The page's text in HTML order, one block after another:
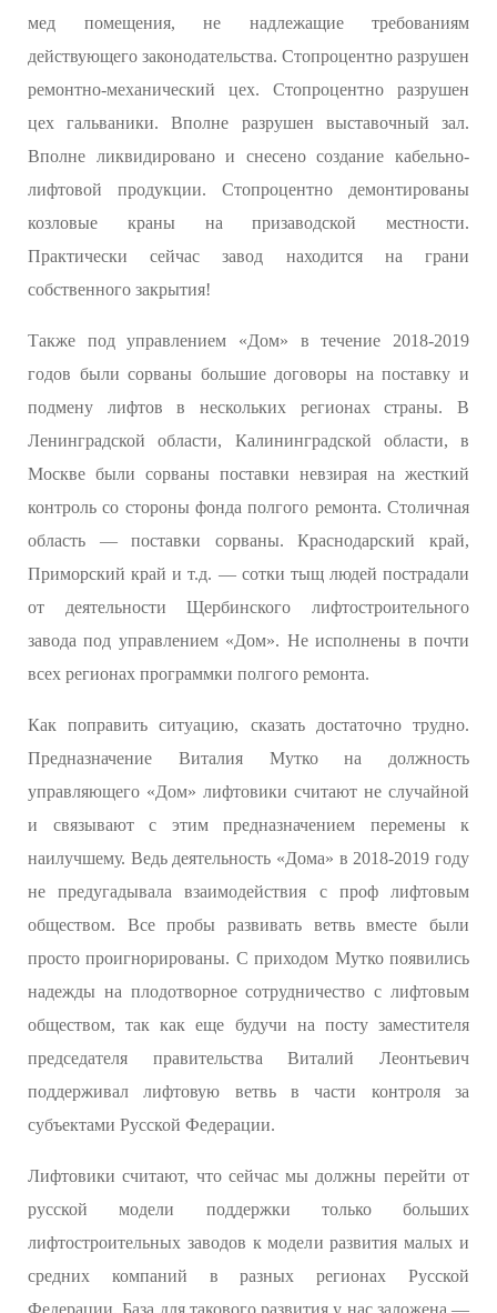
мед помещения, не надлежащие требованиям
действующего законодательства. Стопроцентно разрушен
ремонтно-механический цех. Стопроцентно разрушен
цех гальваники. Вполне разрушен выставочный зал.
Вполне ликвидировано и снесено создание кабельно-
лифтовой продукции. Стопроцентно демонтированы
козловые краны на призаводской местности.
Практически сейчас завод находится на грани
собственного закрытия!
Также под управлением «Дом» в течение 2018-2019
годов были сорваны большие договоры на поставку и
подмену лифтов в нескольких регионах страны. В
Ленинградской области, Калининградской области, в
Москве были сорваны поставки невзирая на жесткий
контроль со стороны фонда полгого ремонта. Столичная
область — поставки сорваны. Краснодарский край,
Приморский край и т.д. — сотки тыщ людей пострадали
от деятельности Щербинского лифтостроительного
завода под управлением «Дом». Не исполнены в почти
всех регионах программки полгого ремонта.
Как поправить ситуацию, сказать достаточно трудно.
Предназначение Виталия Мутко на должность
управляющего «Дом» лифтовики считают не случайной
и связывают с этим предназначением перемены к
наилучшему. Ведь деятельность «Дома» в 2018-2019 году
не предугадывала взаимодействия с проф лифтовым
обществом. Все пробы развивать ветвь вместе были
просто проигнорированы. С приходом Мутко появились
надежды на плодотворное сотрудничество с лифтовым
обществом, так как еще будучи на посту заместителя
председателя правительства Виталий Леонтьевич
поддерживал лифтовую ветвь в части контроля за
субъектами Русской Федерации.
Лифтовики считают, что сейчас мы должны перейти от
русской модели поддержки только больших
лифтостроительных заводов к модели развития малых и
средних компаний в разных регионах Русской
Федерации. База для такового развития у нас заложена —